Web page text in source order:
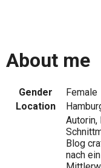
About me
Gender
Female
Location
Autorin,
Blog
nach